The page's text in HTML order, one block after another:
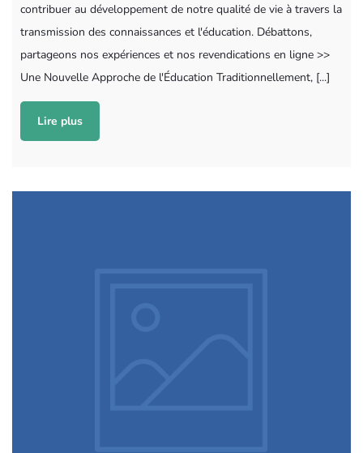
contribuer au développement de notre qualité de vie à travers la
transmission des connaissances et l'éducation. Débattons,
partageons nos expériences et nos revendications en ligne >>
Une Nouvelle Approche de l'Éducation Traditionnellement, [...]
Lire plus